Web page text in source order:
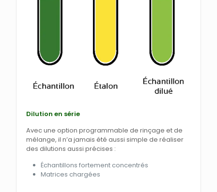
Dilution en série
Avec une option programmable de rinçage et de
mélange, il n’a jamais été aussi simple de réaliser
des dilutions aussi précises :
Échantillons fortement concentrés
Matrices chargées